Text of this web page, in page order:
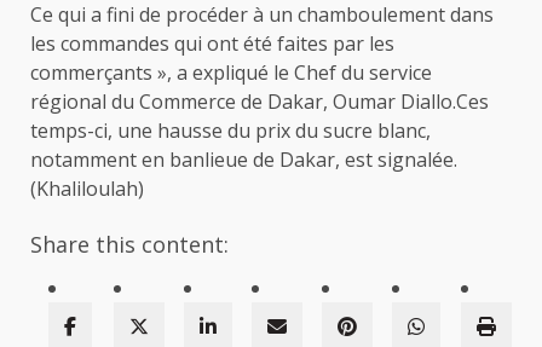
Ce qui a fini de procéder à un chamboulement dans
les commandes qui ont été faites par les
commerçants », a expliqué le Chef du service
régional du Commerce de Dakar, Oumar Diallo.Ces
temps-ci, une hausse du prix du sucre blanc,
notamment en banlieue de Dakar, est signalée.
(Khaliloulah)
Share this content: